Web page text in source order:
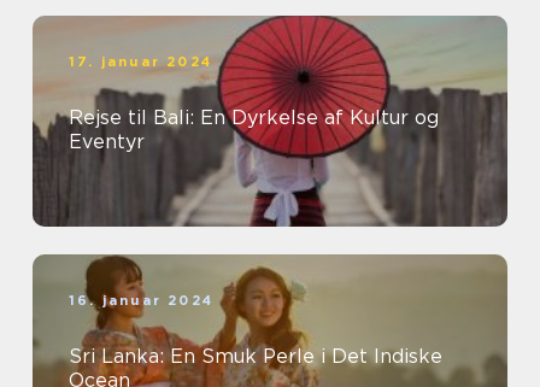
17. januar 2024
Rejse til Bali: En Dyrkelse af Kultur og
Eventyr
16. januar 2024
Sri Lanka: En Smuk Perle i Det Indiske
Ocean